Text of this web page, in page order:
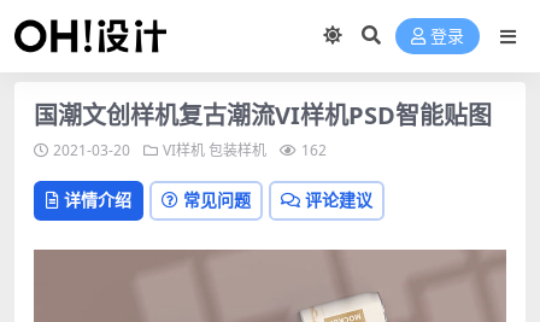
登录
国潮文创样机复古潮流VI样机PSD智能贴图
2021-03-20 VI样机包装样机 162
详情介绍 常见问题 评论建议